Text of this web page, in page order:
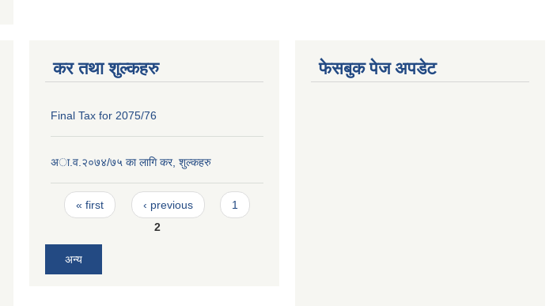
कर तथा शुल्कहरु
Final Tax for 2075/76
अा‍.व.२०७४/७५ का लागि कर, शुल्कहरु
Pages
« first ‹ previous
1
2
अन्य
फेसबुक पेज अपडेट